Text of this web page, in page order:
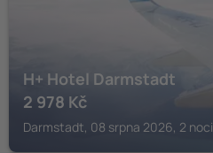
H+ Hotel Darmstadt
2 978 Kč
Darmstadt, 08 srpna 2026, 2 noci